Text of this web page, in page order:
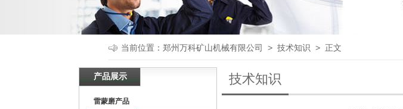
当前位置： 郑州万科矿山机械有限公司 > 技术知识 > 正文
产品展示
雷蒙磨产品
技术知识